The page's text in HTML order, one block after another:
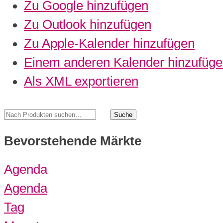
Zu Google hinzufügen
Zu Outlook hinzufügen
Zu Apple-Kalender hinzufügen
Einem anderen Kalender
Als XML exportieren
Bevorstehende Märkte
Agenda
Agenda
Tag